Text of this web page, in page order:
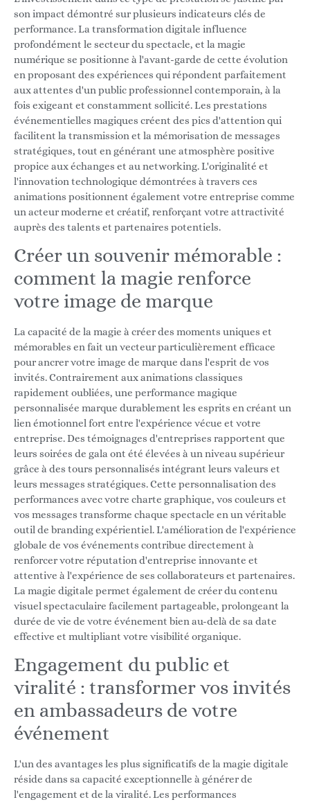
son impact démontré sur plusieurs indicateurs clés de
performance. La transformation digitale influence
profondément le secteur du spectacle, et la magie
numérique se positionne à l'avant-garde de cette évolution
en proposant des expériences qui répondent parfaitement
aux attentes d'un public professionnel contemporain, à la
fois exigeant et constamment sollicité. Les prestations
événementielles magiques créent des pics d'attention qui
facilitent la transmission et la mémorisation de messages
stratégiques, tout en générant une atmosphère positive
propice aux échanges et au networking. L'originalité et
l'innovation technologique démontrées à travers ces
animations positionnent également votre entreprise comme
un acteur moderne et créatif, renforçant votre attractivité
auprès des talents et partenaires potentiels.
Créer un souvenir mémorable :
comment la magie renforce
votre image de marque
La capacité de la magie à créer des moments uniques et
mémorables en fait un vecteur particulièrement efficace
pour ancrer votre image de marque dans l'esprit de vos
invités. Contrairement aux animations classiques
rapidement oubliées, une performance magique
personnalisée marque durablement les esprits en créant un
lien émotionnel fort entre l'expérience vécue et votre
entreprise. Des témoignages d'entreprises rapportent que
leurs soirées de gala ont été élevées à un niveau supérieur
grâce à des tours personnalisés intégrant leurs valeurs et
leurs messages stratégiques. Cette personnalisation des
performances avec votre charte graphique, vos couleurs et
vos messages transforme chaque spectacle en un véritable
outil de branding expérientiel. L'amélioration de l'expérience
globale de vos événements contribue directement à
renforcer votre réputation d'entreprise innovante et
attentive à l'expérience de ses collaborateurs et partenaires.
La magie digitale permet également de créer du contenu
visuel spectaculaire facilement partageable, prolongeant la
durée de vie de votre événement bien au-delà de sa date
effective et multipliant votre visibilité organique.
Engagement du public et
viralité : transformer vos invités
en ambassadeurs de votre
événement
L'un des avantages les plus significatifs de la magie digitale
réside dans sa capacité exceptionnelle à générer de
l'engagement et de la viralité. Les performances